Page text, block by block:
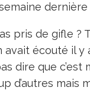
dernière
pris de gifle
avait écouté il
dire que c’est
d’autres mais